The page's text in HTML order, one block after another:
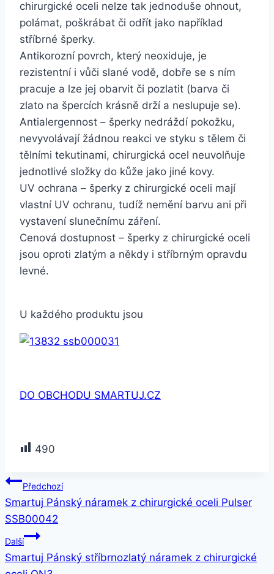
chirurgické oceli nelze tak jednoduše ohnout,
polámat, poškrábat či odřít jako například
stříbrné šperky.
Antikorozní povrch, který neoxiduje, je
rezistentní i vůči slané vodě, dobře se s ním
pracuje a lze jej obarvit či pozlatit (barva či
zlato na špercích krásně drží a neslupuje se).
Antialergennost – šperky nedráždí pokožku,
nevyvolávají žádnou reakci ve styku s tělem či
tělními tekutinami, chirurgická ocel neuvolňuje
jednotlivé složky do kůže jako jiné kovy.
UV ochrana – šperky z chirurgické oceli mají
vlastní UV ochranu, tudíž nemění barvu ani při
vystavení slunečnímu záření.
Cenová dostupnost – šperky z chirurgické oceli
jsou oproti zlatým a někdy i stříbrným opravdu
levné.
U každého produktu jsou
DO OBCHODU SMARTUJ.CZ
490
Navigace
pro
příspěvek
Předchozí
Smartuj Pánský náramek z chirurgické oceli Pulser
SSB00042
Další
Smartuj Pánský stříbrnozlatý náramek z chirurgické